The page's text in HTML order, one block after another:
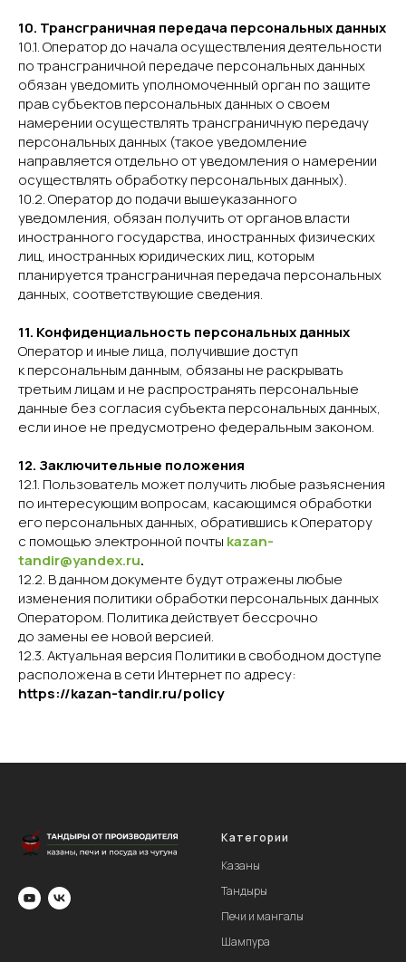
10. Трансграничная передача персональных данных
10.1. Оператор до начала осуществления деятельности
по трансграничной передаче персональных данных
обязан уведомить уполномоченный орган по защите
прав субъектов персональных данных о своем
намерении осуществлять трансграничную передачу
персональных данных (такое уведомление
направляется отдельно от уведомления о намерении
осуществлять обработку персональных данных).
10.2. Оператор до подачи вышеуказанного
уведомления, обязан получить от органов власти
иностранного государства, иностранных физических
лиц, иностранных юридических лиц, которым
планируется трансграничная передача персональных
данных, соответствующие сведения.
11. Конфиденциальность персональных данных
Оператор и иные лица, получившие доступ
к персональным данным, обязаны не раскрывать
третьим лицам и не распространять персональные
данные без согласия субъекта персональных данных,
если иное не предусмотрено федеральным законом.
12. Заключительные положения
12.1. Пользователь может получить любые разъяснения
по интересующим вопросам, касающимся обработки
его персональных данных, обратившись к Оператору
с помощью электронной почты kazan-
tandir@yandex.ru.
12.2. В данном документе будут отражены любые
изменения политики обработки персональных данных
Оператором. Политика действует бессрочно
до замены ее новой версией.
12.3. Актуальная версия Политики в свободном доступе
расположена в сети Интернет по адресу:
https://kazan-tandir.ru/policy
Категории
Казаны
Тандыры
Печи и мангалы
Шампура